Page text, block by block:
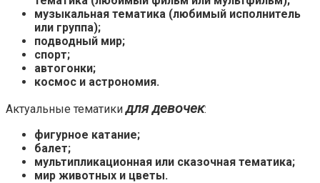
музыкальная тематика (любимый исполнитель
или группа);
подводный мир;
спорт;
автогонки;
космос и астрономия.
Актуальные тематикидля девочек:
фигурное катание;
балет;
мультипликационная или сказочная тематика;
мир животных и цветы.